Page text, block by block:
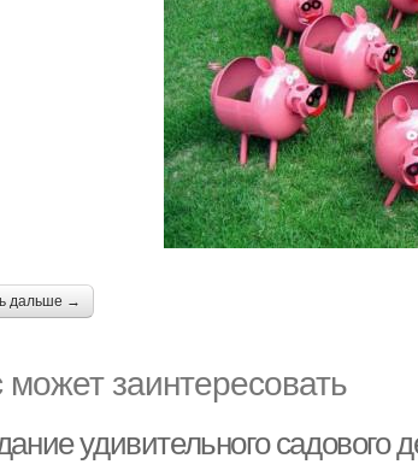
дальше →
заинтересовать
удивительного садового